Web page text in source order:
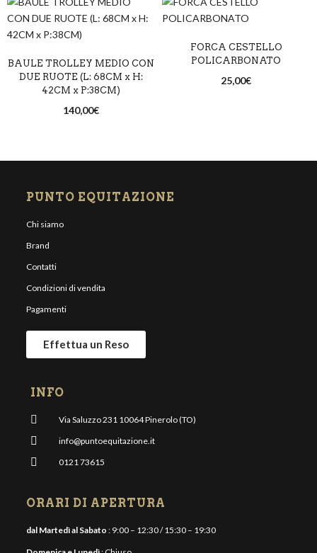
BAULE TROLLEY MEDIO CON
DUE RUOTE (L: 68CM x H:
42CM x P:38CM)
140,00€
FORCA CESTELLO
POLICARBONATO
25,00€
PUNTO EQUITAZIONE
Chi siamo
Brand
Contatti
Condizioni di vendita
Pagamenti
Effettua un Reso
INFO
Via Saluzzo 231 10064 Pinerolo (TO)
info@puntoequitazione.it
0121 73615
ORARI DI APERTURA
dal Martedì al Sabato : 9:00 – 12:30 / 15:30 – 19:30